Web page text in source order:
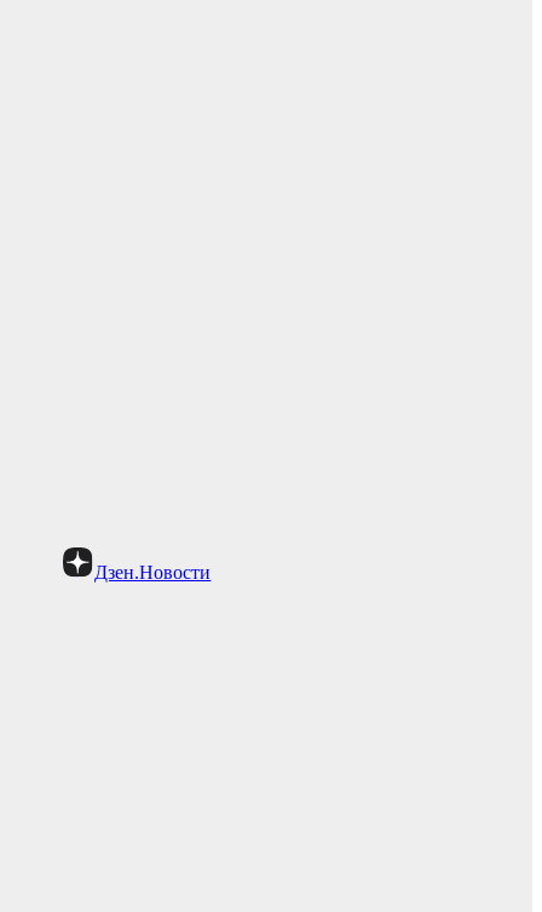
Дзен.Новости